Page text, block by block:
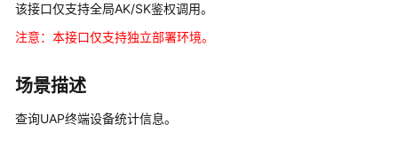
速
入
用
户
该接口仅支持全局AK/SK鉴权调用。
注意：本接口仅支持独立部署环境。
场景描述
查询UAP终端设备统计信息。